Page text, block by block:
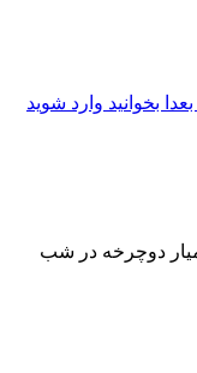
بخوانید وارد شوید
دوچرخه در شب